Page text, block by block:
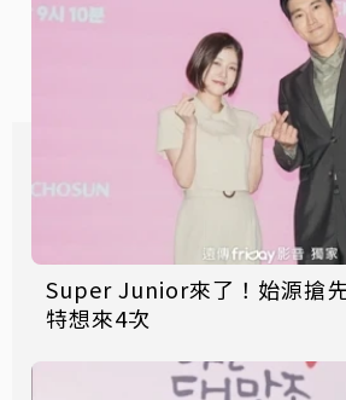
Super Junior來了！始源搶
特想來4次